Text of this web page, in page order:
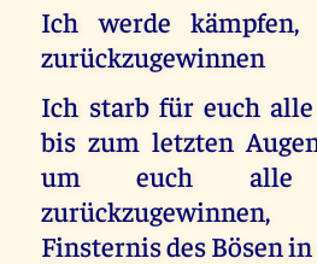
Ich werde
zurückzugewinnen
Ich starb für euch
bis zum letzten
um euch
Finsternis des Bösen